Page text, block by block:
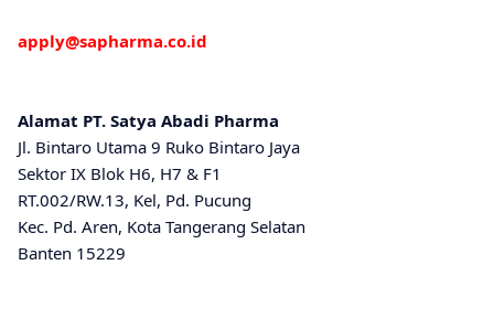
apply@sapharma.co.id
Alamat PT. Satya Abadi Pharma
Jl. Bintaro Utama 9 Ruko Bintaro Jaya
Sektor IX Blok H6, H7 & F1
RT.002/RW.13, Kel, Pd. Pucung
Kec. Pd. Aren, Kota Tangerang Selatan
Banten 15229